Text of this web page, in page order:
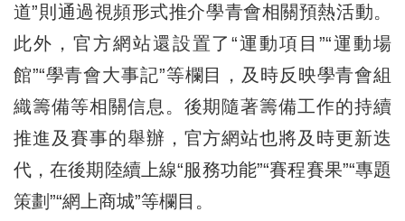
道”則通過視頻形式推介學青會相關預熱活動。
此外，官方網站還設置了“運動項目”“運動場
館”“學青會大事記”等欄目，及時反映學青會組
織籌備等相關信息。後期隨著籌備工作的持續
推進及賽事的舉辦，官方網站也將及時更新迭
代，在後期陸續上線“服務功能”“賽程賽果”“專題
策劃”“網上商城”等欄目。